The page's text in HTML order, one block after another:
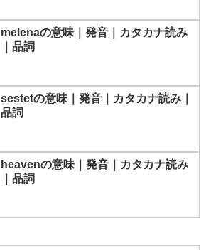
melenaの意味｜発音｜カタカナ読み
｜品詞
sestetの意味｜発音｜カタカナ読み｜
品詞
heavenの意味｜発音｜カタカナ読み
｜品詞